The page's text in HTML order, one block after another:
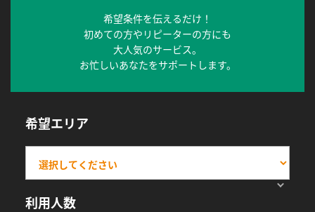
希望条件を伝えるだけ！
初めての方やリピーターの方にも
大人気のサービス。
お忙しいあなたをサポートします。
希望エリア
利用人数